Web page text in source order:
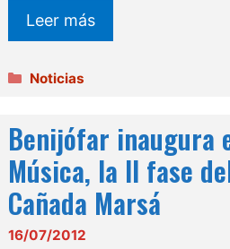
Leer más
Categorías
Noticias
Benijófar inaugura
Música, la II fase
Cañada Marsá
16/07/2012